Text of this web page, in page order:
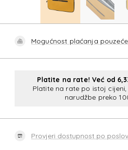
Mogućnost plaćanja
Platite na rate! Već od
Platite na rate po istoj
narudžbe preko
Provjeri dostupnost po